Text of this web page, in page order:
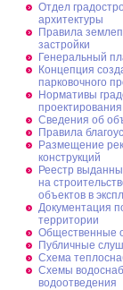
Отдел
архитектуры
Правила
застройки
Генеральный
Концепция
парковочного
Нормативы
проектирования
Сведения об
Правила
Размещение
конструкций
Реестр
на
объектов в
Документация
территории
Общественные
Публичные
Схема
Схемы
водоотведения